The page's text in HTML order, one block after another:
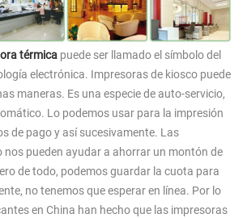
térmica puede ser llamado el símbolo del
electrónica. Impresoras de kiosco puede
maneras. Es una especie de auto-servicio,
Lo podemos usar para la impresión
de pago y así sucesivamente. Las
nos pueden ayudar a ahorrar un montón de
de todo, podemos guardar la cuota para
no tenemos que esperar en línea. Por lo
en China han hecho que las impresoras